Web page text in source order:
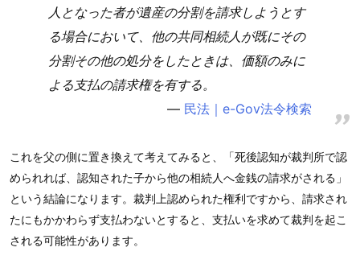
人となった者が遺産の分割を請求しようとす
る場合において、他の共同相続人が既にその
分割その他の処分をしたときは、価額のみに
よる支払の請求権を有する。
民法｜e-Gov法令検索
これを父の側に置き換えて考えてみると、「死後認知が裁判所で認
められれば、認知された子から他の相続人へ金銭の請求がされる」
という結論になります。裁判上認められた権利ですから、請求され
たにもかかわらず支払わないとすると、支払いを求めて裁判を起こ
される可能性があります。